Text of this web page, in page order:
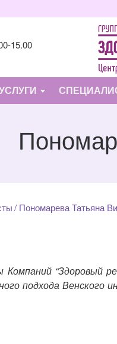
15.00
Пономарева Татьяна
Компаний “Здоровый
подхода Венского